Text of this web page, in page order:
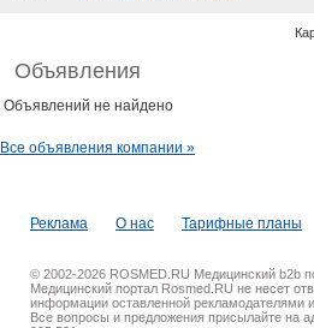
Объявления
Объявлений не найдено
Все объявления компании »
Реклама О нас Тарифные планы
© 2002-2026 ROSMED.RU Медицинский b2b
Медицинский портал Rosmed.RU не несет
информации оставленной рекламодателями
Все вопросы и предложения присылайте на